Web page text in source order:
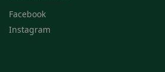
Facebook
Instagram